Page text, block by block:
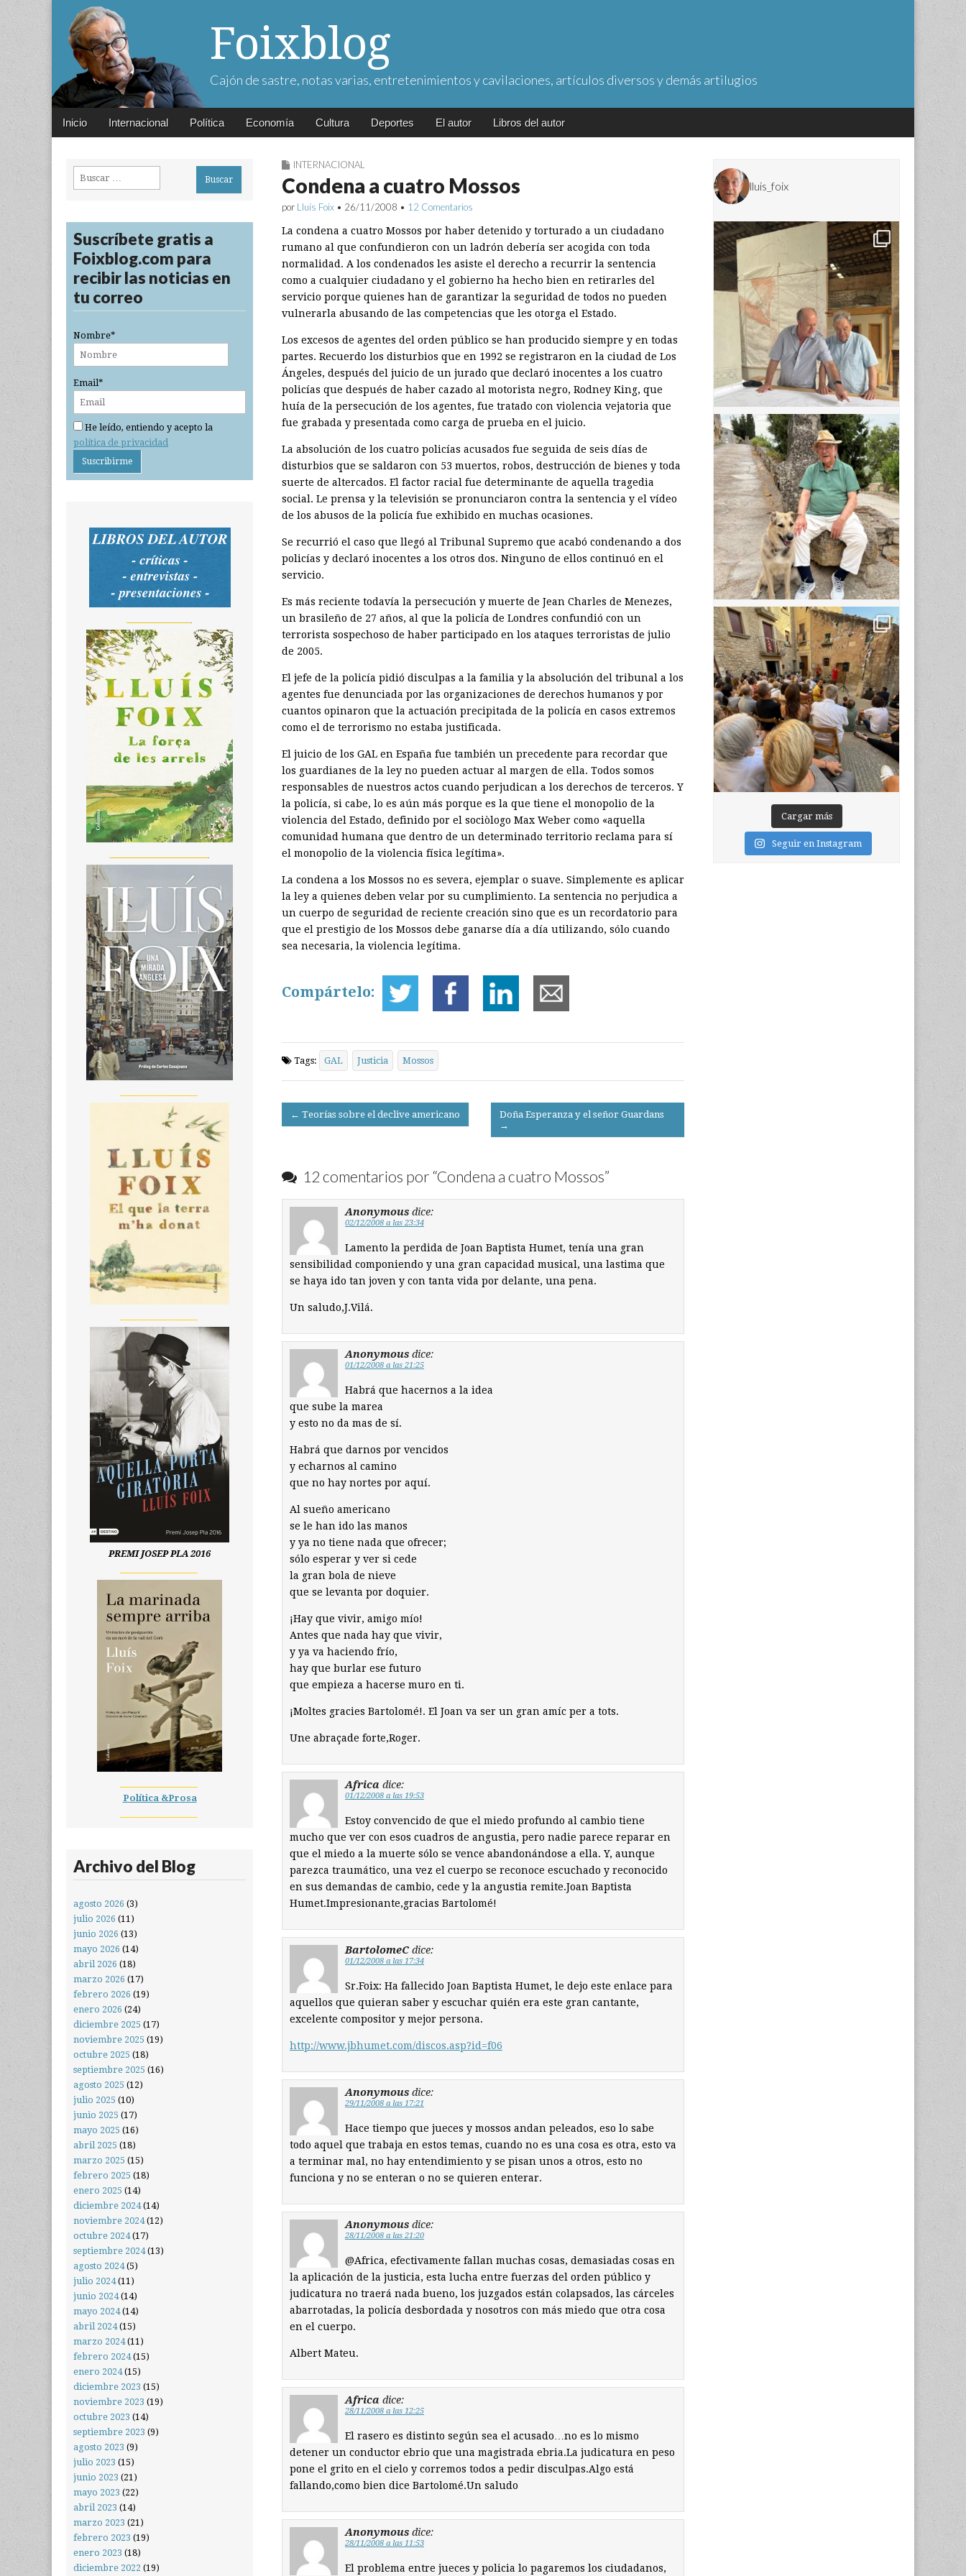
Foixblog
Cajón de sastre, notas varias, entretenimientos y cavilaciones, artículos diversos y demás artilugios
Main
Skip
Inicio Internacional Política Economía Cultura Deportes El autor Libros del autor
INTERNACIONAL
Condena a cuatro Mossos
por Lluís Foix • 26/11/2008 • 12 Comentarios
La condena a cuatro Mossos por haber detenido y torturado a un ciudadano
rumano al que confundieron con un ladrón debería ser acogida con toda
normalidad. A los condenados les asiste el derecho a recurrir la sentencia
como a cualquier ciudadano y el gobierno ha hecho bien en retirarles del
servicio porque quienes han de garantizar la seguridad de todos no pueden
vulnerarla abusando de las competencias que les otorga el Estado.
Los excesos de agentes del orden público se han producido siempre y en todas
partes. Recuerdo los disturbios que en 1992 se registraron en la ciudad de Los
Ángeles, después del juicio de un jurado que declaró inocentes a los cuatro
policías que después de haber cazado al motorista negro, Rodney King, que
huía de la persecución de los agentes, fue tratado con violencia vejatoria que
fue grabada y presentada como carga de prueba en el juicio.
La absolución de los cuatro policías acusados fue seguida de seis días de
disturbios que se saldaron con 53 muertos, robos, destrucción de bienes y toda
suerte de altercados. El factor racial fue determinante de aquella tragedia
social. Le prensa y la televisión se pronunciaron contra la sentencia y el vídeo
de los abusos de la policía fue exhibido en muchas ocasiones.
Se recurrió el caso que llegó al Tribunal Supremo que acabó condenando a dos
policías y declaró inocentes a los otros dos. Ninguno de ellos continuó en el
servicio.
Es más reciente todavía la persecución y muerte de Jean Charles de Menezes,
un brasileño de 27 años, al que la policía de Londres confundió con un
terrorista sospechoso de haber participado en los ataques terroristas de julio
de 2005.
El jefe de la policía pidió disculpas a la familia y la absolución del tribunal a los
agentes fue denunciada por las organizaciones de derechos humanos y por
cuantos opinaron que la actuación precipitada de la policía en casos extremos
como el de terrorismo no estaba justificada.
El juicio de los GAL en España fue también un precedente para recordar que
los guardianes de la ley no pueden actuar al margen de ella. Todos somos
responsables de nuestros actos cuando perjudican a los derechos de terceros. Y
la policía, si cabe, lo es aún más porque es la que tiene el monopolio de la
violencia del Estado, definido por el sociòlogo Max Weber como «aquella
comunidad humana que dentro de un determinado territorio reclama para sí
el monopolio de la violencia física legítima».
La condena a los Mossos no es severa, ejemplar o suave. Simplemente es aplicar
la ley a quienes deben velar por su cumplimiento. La sentencia no perjudica a
un cuerpo de seguridad de reciente creación sino que es un recordatorio para
que el prestigio de los Mossos debe ganarse día a día utilizando, sólo cuando
sea necesaria, la violencia legítima.
Compártelo:
Tags: GAL Justicia Mossos
Post
navigation
← Teorías sobre el declive americano
Doña Esperanza y el señor Guardans
→
12 comentarios por “Condena a cuatro Mossos”
Anonymous dice:
02/12/2008 a las 23:34
Lamento la perdida de Joan Baptista Humet, tenía una gran
sensibilidad componiendo y una gran capacidad musical, una lastima que
se haya ido tan joven y con tanta vida por delante, una pena.
Un saludo,J.Vilá.
Anonymous dice:
01/12/2008 a las 21:25
Habrá que hacernos a la idea
que sube la marea
y esto no da mas de sí.
Habrá que darnos por vencidos
y echarnos al camino
que no hay nortes por aquí.
Al sueño americano
se le han ido las manos
y ya no tiene nada que ofrecer;
sólo esperar y ver si cede
la gran bola de nieve
que se levanta por doquier.
¡Hay que vivir, amigo mío!
Antes que nada hay que vivir,
y ya va haciendo frío,
hay que burlar ese futuro
que empieza a hacerse muro en ti.
¡Moltes gracies Bartolomé!. El Joan va ser un gran amíc per a tots.
Une abraçade forte,Roger.
Africa dice:
01/12/2008 a las 19:53
Estoy convencido de que el miedo profundo al cambio tiene
mucho que ver con esos cuadros de angustia, pero nadie parece reparar en
que el miedo a la muerte sólo se vence abandonándose a ella. Y, aunque
parezca traumático, una vez el cuerpo se reconoce escuchado y reconocido
en sus demandas de cambio, cede y la angustia remite.Joan Baptista
Humet.Impresionante,gracias Bartolomé!
BartolomeC dice:
01/12/2008 a las 17:34
Sr.Foix: Ha fallecido Joan Baptista Humet, le dejo este enlace para
aquellos que quieran saber y escuchar quién era este gran cantante,
excelente compositor y mejor persona.
http://www.jbhumet.com/discos.asp?id=f06
Anonymous dice:
29/11/2008 a las 17:21
Hace tiempo que jueces y mossos andan peleados, eso lo sabe
todo aquel que trabaja en estos temas, cuando no es una cosa es otra, esto va
a terminar mal, no hay entendimiento y se pisan unos a otros, esto no
funciona y no se enteran o no se quieren enterar.
Anonymous dice:
28/11/2008 a las 21:20
@Africa, efectivamente fallan muchas cosas, demasiadas cosas en
la aplicación de la justicia, esta lucha entre fuerzas del orden público y
judicatura no traerá nada bueno, los juzgados están colapsados, las cárceles
abarrotadas, la policía desbordada y nosotros con más miedo que otra cosa
en el cuerpo.
Albert Mateu.
Africa dice:
28/11/2008 a las 12:25
El rasero es distinto según sea el acusado…no es lo mismo
detener un conductor ebrio que una magistrada ebria.La judicatura en peso
pone el grito en el cielo y corremos todos a pedir disculpas.Algo está
fallando,como bien dice Bartolomé.Un saludo
Anonymous dice:
28/11/2008 a las 11:53
El problema entre jueces y policia lo pagaremos los ciudadanos,
Buscar:
Suscríbete gratis a
Foixblog.com para
recibir las noticias en
tu correo
Nombre*
Email*
He leído, entiendo y acepto la
política de privacidad
PREMI JOSEP PLA 2016
Política &Prosa
Archivo del Blog
agosto 2026 (3)
julio 2026 (11)
junio 2026 (13)
mayo 2026 (14)
abril 2026 (18)
marzo 2026 (17)
febrero 2026 (19)
enero 2026 (24)
diciembre 2025 (17)
noviembre 2025 (19)
octubre 2025 (18)
septiembre 2025 (16)
agosto 2025 (12)
julio 2025 (10)
junio 2025 (17)
mayo 2025 (16)
abril 2025 (18)
marzo 2025 (15)
febrero 2025 (18)
enero 2025 (14)
diciembre 2024(14)
noviembre 2024(12)
octubre 2024(17)
septiembre 2024(13)
agosto 2024(5)
julio 2024(11)
junio 2024(14)
mayo 2024(14)
abril 2024(15)
marzo 2024(11)
febrero 2024(15)
enero 2024(15)
diciembre 2023 (15)
noviembre 2023 (19)
octubre 2023 (14)
septiembre 2023 (9)
agosto 2023 (9)
julio 2023 (15)
junio 2023 (21)
mayo 2023 (22)
abril 2023 (14)
marzo 2023 (21)
febrero 2023 (19)
enero 2023 (18)
diciembre 2022 (19)
lluis_foix
Cargar más
Seguir en Instagram